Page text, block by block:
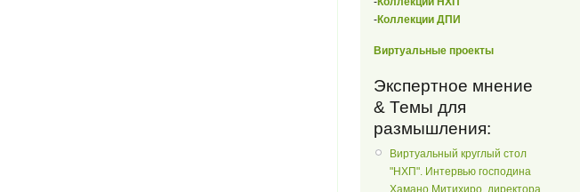
-Коллекции ДПИ
Виртуальные проекты
Экспертное мнение
& Темы для
размышления:
Виртуальный круглый стол
"НХП". Интервью господина
Хамано Митихиро, директора